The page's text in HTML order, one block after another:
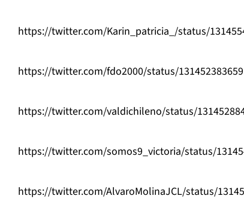
https://twitter.com/Karin_patricia_/status/
https://twitter.com/fdo2000/status/
https://twitter.com/valdichileno/status/
https://twitter.com/somos9_victoria/status/
https://twitter.com/AlvaroMolinaJCL/status/